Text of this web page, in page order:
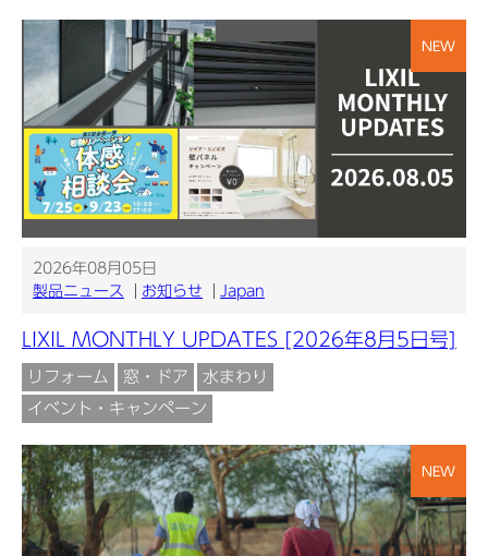
NEW
2026年08月05日
製品ニュース
お知らせ Japan
LIXIL MONTHLY UPDATES [2026年8月5日号]
リフォーム 窓・ドア
水まわり
イベント・キャンペーン
NEW